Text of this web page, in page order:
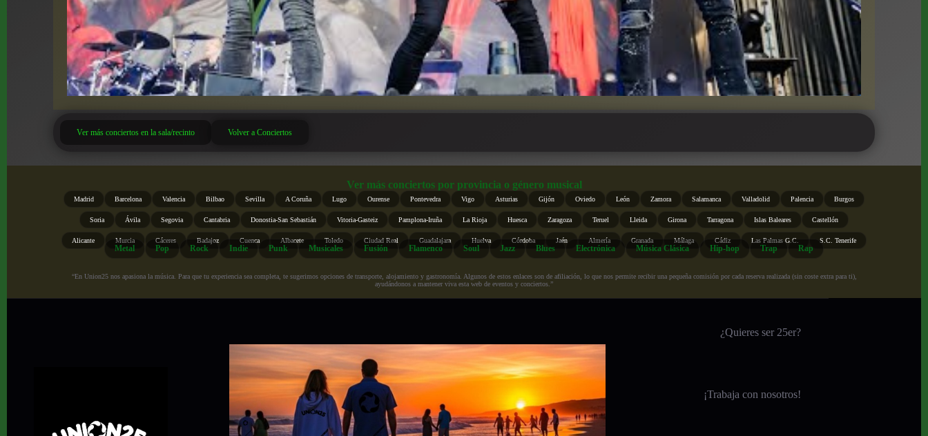
Ver más conciertos en la sala/recinto Volver a Conciertos
Ver más conciertos por provincia o género musical
Madrid Barcelona Valencia Bilbao Sevilla A Coruña Lugo Ourense Pontevedra Vigo Asturias Gijón Oviedo León Zamora Salamanca Valladolid Palencia Burgos
Soria Ávila Segovia Cantabria Donostia-San Sebastián Vitoria-Gasteiz Pamplona-Iruña La Rioja Huesca Zaragoza Teruel Lleida Girona Tarragona Islas Baleares Castellón
Alicante Murcia Cáceres Badajoz Cuenca Albacete Toledo Ciudad Real Guadalajara Huelva Córdoba Jaén Almería Granada Málaga Cádiz Las Palmas G.C. S.C. Tenerife
Metal Pop Rock Indie Punk Musicales Fusión Flamenco Soul Jazz Blues Electrónica Música Clásica Hip-hop Trap Rap
“En Union25 nos apasiona la música. Para que tu experiencia sea completa, te sugerimos opciones de transporte, alojamiento y gastronomía. Algunos de estos enlaces son de afiliación, lo que nos permite recibir una pequeña comisión por cada reserva realizada (sin coste extra para ti),
ayudándonos a mantener viva esta web de eventos y conciertos.”
¿Quieres ser 25er?
¡Trabaja con nosotros!